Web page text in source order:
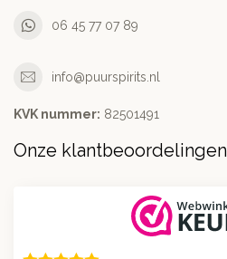
06 45 77 07 89
info@puurspirits.nl
KVK nummer: 82501491
Onze klantbeoordelingen